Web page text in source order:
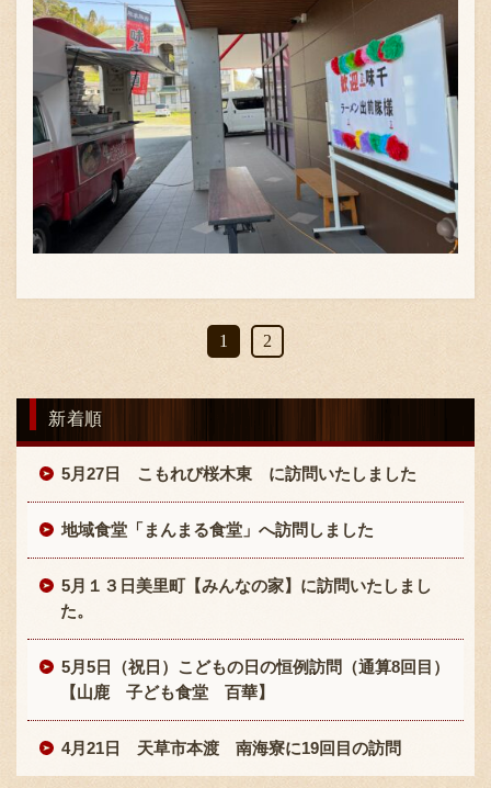
1 2
新着順
5月27日 こもれび桜木東 に訪問いたしました
地域食堂「まんまる食堂」へ訪問しました
5月１３日美里町【みんなの家】に訪問いたしまし
た。
5月5日（祝日）こどもの日の恒例訪問（通算8回目）
【山鹿 子ども食堂 百華】
4月21日 天草市本渡 南海寮に19回目の訪問